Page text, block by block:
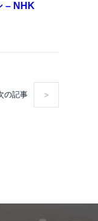
– NHK
の記事